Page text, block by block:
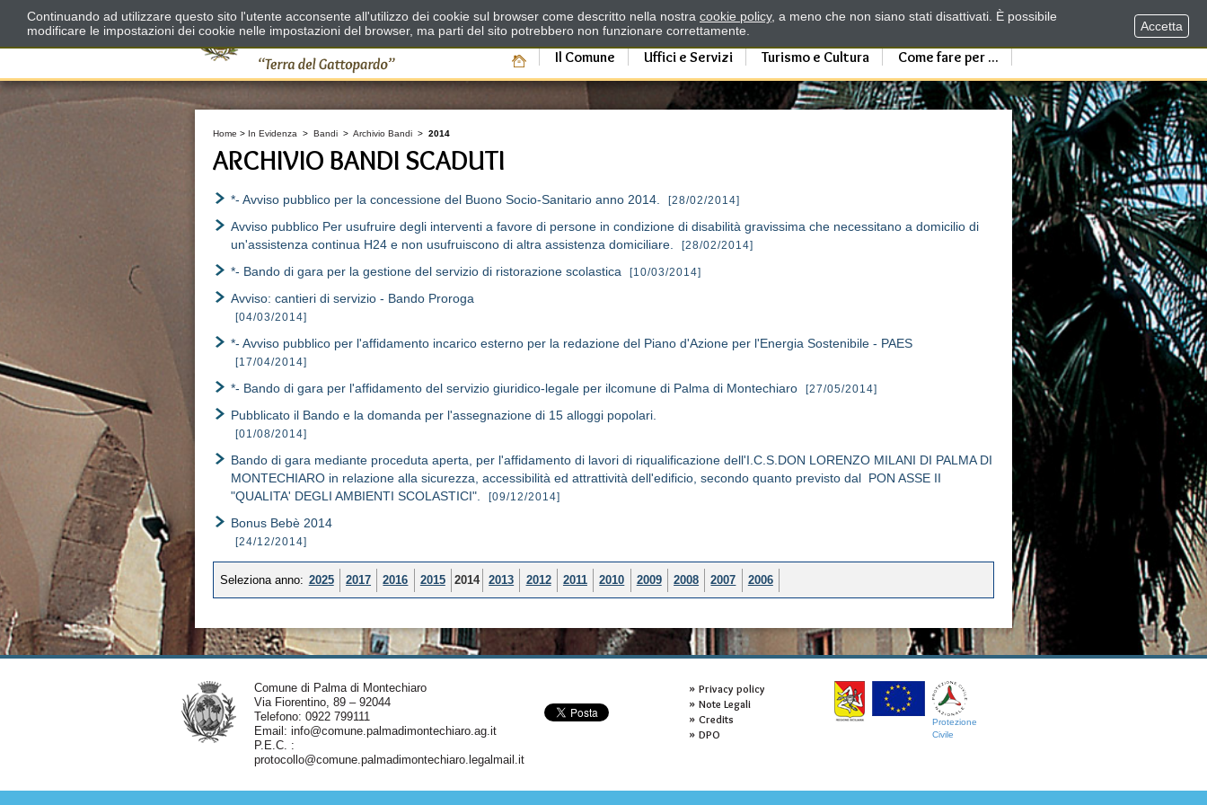
Il Comune Uffici e Servizi Turismo e Cultura Come fare per ...
Home > In Evidenza > Bandi > Archivio Bandi > 2014
ARCHIVIO BANDI SCADUTI
*- Avviso pubblico per la concessione del Buono Socio-Sanitario anno 2014. [28/02/2014]
Avviso pubblico Per usufruire degli interventi a favore di persone in condizione di disabilità gravissima che necessitano a domicilio di
un'assistenza continua H24 e non usufruiscono di altra assistenza domiciliare.
[28/02/2014]
*- Bando di gara per la gestione del servizio di ristorazione scolastica [10/03/2014]
Avviso: cantieri di servizio - Bando Proroga
[04/03/2014]
*- Avviso pubblico per l'affidamento incarico esterno per la redazione del Piano d'Azione per l'Energia Sostenibile - PAES
[17/04/2014]
*- Bando di gara per l'affidamento del servizio giuridico-legale per ilcomune di Palma di Montechiaro [27/05/2014]
Pubblicato il Bando e la domanda per l'assegnazione di 15 alloggi popolari.
[01/08/2014]
Bando di gara mediante proceduta aperta, per l'affidamento di lavori di riqualificazione dell'I.C.S.DON LORENZO MILANI DI PALMA DI
MONTECHIARO in relazione alla sicurezza, accessibilità ed attrattività dell'edificio, secondo quanto previsto dal PON ASSE II
"QUALITA' DEGLI AMBIENTI SCOLASTICI".
[09/12/2014]
Bonus Bebè 2014
[24/12/2014]
Seleziona anno: 2025 2017 2016 2015 2014 2013 2012 2011 2010 2009 2008 2007 2006
Comune di Palma di Montechiaro
Via Fiorentino, 89 – 92044
Telefono: 0922 799111
Email: info@comune.palmadimontechiaro.ag.it
P.E.C. :
protocollo@comune.palmadimontechiaro.legalmail.it
Privacy policy
Note Legali
Credits
DPO
Protezione
Civile
Continuando ad utilizzare questo sito l'utente acconsente all'utilizzo dei cookie sul browser come descritto nella nostra cookie policy, a meno che non siano stati disattivati. È possibile
modificare le impostazioni dei cookie nelle impostazioni del browser, ma parti del sito potrebbero non funzionare correttamente.
Accetta